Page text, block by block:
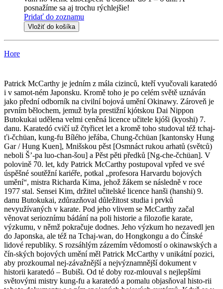
posnažíme sa aj trochu rýchlejšie!
Pridať do zoznamu
Vložiť do košíka
Hore
Patrick McCarthy je jedním z mála cizinců, kteří vyučovali karatedó
i v samot-ném Japonsku. Kromě toho je po celém světě uznáván
jako přední odborník na civilní bojová umění Okinawy. Zároveň je
prvním bělochem, jemuž byla prestižní kjótskou Dai Nippon
Butokukai udělena velmi ceněná licence učitele kjóši (kyoshi) 7.
danu. Karatedó cvičí už čtyřicet let a kromě toho studoval též tchaj-
ťi-čchüan, kung-fu Bílého jeřába, Chung-čchüan [kantonsky Hung
Gar / Hung Kuen], Mnišskou pěst [Osmnáct rukou arhatů (světců)
neboli Š’-pa luo-chan-šou] a Pěst pěti předků [Ng-che-čchüan]. V
polovině 70. let, kdy Patrick McCarthy postupoval vpřed ve své
úspěšné soutěžní kariéře, potkal „profesora Harvardu bojových
umění“, mistra Richarda Kima, jehož žákem se následně v roce
1977 stal. Sensei Kim, držitel učitelské licence hanši (hanshi) 9.
danu Butokukai, zdůrazňoval důležitost studia i prvků
nevyužívaných v karate. Pod jeho vlivem se McCarthy začal
věnovat serioznímu bádání na poli historie a filozofie karate,
výzkumu, v němž pokračuje dodnes. Jeho výzkum ho nezavedl jen
do Japonska, ale též na Tchaj-wan, do Hongkongu a do Čínské
lidové republiky. S rozsáhlým zázemím vědomostí o okinawských a
čín-ských bojových umění měl Patrick McCarthy v unikátní pozici,
aby prozkoumal nej-závažnější a nejvýznamnější dokument v
historii karatedó – Bubiši. Od té doby roz-mlouval s nejlepšími
světovými mistry kung-fu a karatedó a pomalu objasňoval histo-rii